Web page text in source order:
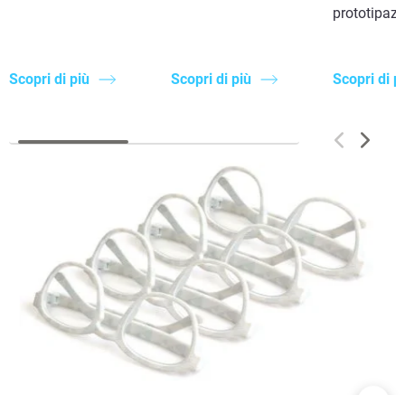
Scopri di più Scopri di più Scopri di